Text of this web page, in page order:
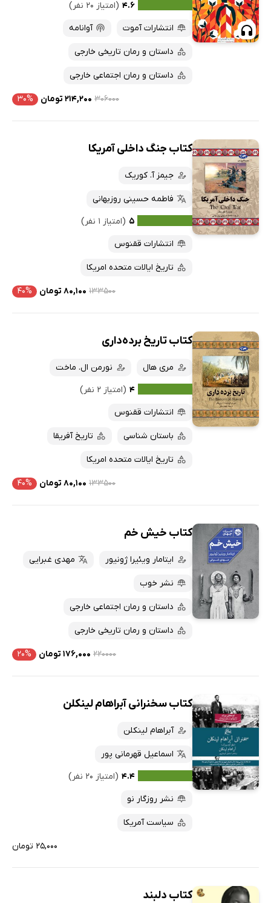
۴.۶ (امتیاز ۲۰ نفر)
انتشارات آموت
آوانامه
داستان و رمان تاریخی خارجی
داستان و رمان اجتماعی خارجی
۳۰۶۰۰۰ ۲۱۴,۲۰۰ تومان ۳۰%
کتاب جنگ داخلی آمریکا
جیمز آ. کوریک
فاطمه حسینی روزبهانی
۵ (امتیاز ۱ نفر)
انتشارات ققنوس
تاریخ ایالات متحده امریکا
۱۳۳۵۰۰ ۸۰,۱۰۰ تومان ۴۰%
کتاب تاریخ برده‌داری
مری هال
نورمن ال. ماخت
۴ (امتیاز ۲ نفر)
انتشارات ققنوس
باستان شناسی تاریخ آفریقا
تاریخ ایالات متحده امریکا
۱۳۳۵۰۰ ۸۰,۱۰۰ تومان ۴۰%
کتاب خیش خم
ایتامار ویئیرا ژونیور مهدی غبرایی
نشر خوب
داستان و رمان اجتماعی خارجی
داستان و رمان تاریخی خارجی
۲۲۰۰۰۰ ۱۷۶,۰۰۰ تومان ۲۰%
کتاب سخنرانی آبراهام لینکلن
آبراهام لینکلن
اسماعیل قهرمانی پور
۴.۴ (امتیاز ۲۰ نفر)
نشر روزگار نو
سیاست آمریکا
۲۵,۰۰۰ تومان
کتاب دلبند